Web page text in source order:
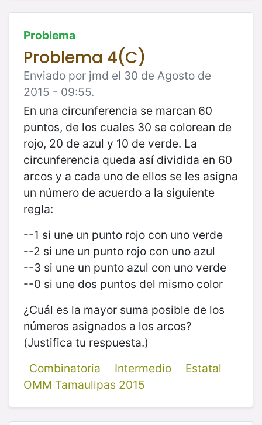
Problema
Problema 4(C)
Enviado por jmd el 30 de Agosto de
2015 - 09:55.
En una circunferencia se marcan 60
puntos, de los cuales 30 se colorean de
rojo, 20 de azul y 10 de verde. La
circunferencia queda así dividida en 60
arcos y a cada uno de ellos se les asigna
un número de acuerdo a la siguiente
regla:
--1 si une un punto rojo con uno verde
--2 si une un punto rojo con uno azul
--3 si une un punto azul con uno verde
--0 si une dos puntos del mismo color
¿Cuál es la mayor suma posible de los
números asignados a los arcos?
(Justifica tu respuesta.)
Combinatoria
Intermedio
Estatal
OMM Tamaulipas 2015